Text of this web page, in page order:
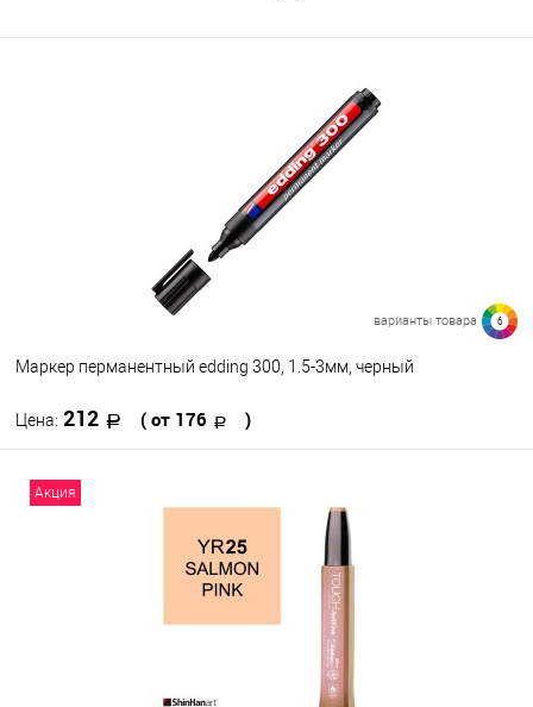
варианты товара 6
Маркер перманентный edding 300, 1.5-3мм, черный
Цена: 212 ( от 176 )
В наличии
Акция